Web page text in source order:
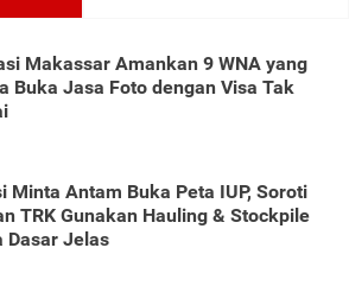
Makassar Amankan 9 WNA yang
Buka Jasa Foto dengan Visa Tak
Minta Antam Buka Peta IUP, Soroti
TRK Gunakan Hauling & Stockpile
Dasar Jelas